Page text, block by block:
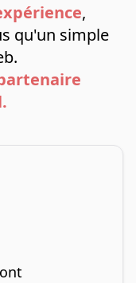
,
qu'un simple